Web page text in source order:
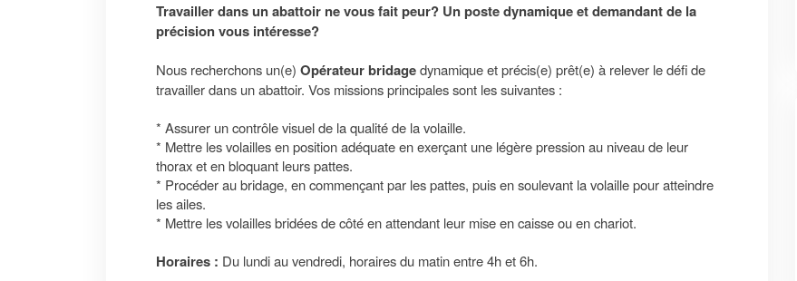
Travailler dans un abattoir ne vous fait peur? Un poste dynamique et demandant de la
précision vous intéresse?
Nous recherchons un(e) Opérateur bridagedynamique et précis(e) prêt(e) à relever le défi de
travailler dans un abattoir. Vos missions principales sont les suivantes :
* Assurer un contrôle visuel de la qualité de la volaille.
* Mettre les volailles en position adéquate en exerçant une légère pression au niveau de leur
thorax et en bloquant leurs pattes.
* Procéder au bridage, en commençant par les pattes, puis en soulevant la volaille pour atteindre
les ailes.
* Mettre les volailles bridées de côté en attendant leur mise en caisse ou en chariot.
Horaires : Du lundi au vendredi, horaires du matin entre 4h et 6h.